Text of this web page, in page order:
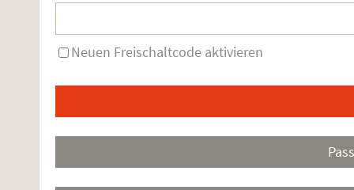
Neuen Freischaltcode aktivieren